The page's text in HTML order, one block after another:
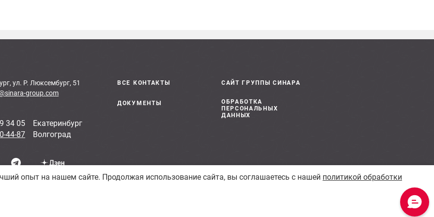
ул. Р. Люксембург, 51
group.com
34 05 Екатеринбург
44-87 Волгоград
ВСЕ КОНТАКТЫ
ДОКУМЕНТЫ
САЙТ ГРУППЫ СИНАРА
ОБРАБОТКА
ПЕРСОНАЛЬНЫХ
ДАННЫХ
и не являются публичной офертой.
опыт на нашем сайте. Продолжая использование сайта, вы соглашаетесь с нашей политикой обработки